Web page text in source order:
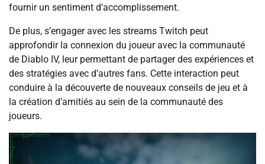
fournir un sentiment d’accomplissement.
De plus, s’engager avec les streams Twitch peut
approfondir la connexion du joueur avec la communauté
de Diablo IV, leur permettant de partager des expériences et
des stratégies avec d’autres fans. Cette interaction peut
conduire à la découverte de nouveaux conseils de jeu et à
la création d’amitiés au sein de la communauté des
joueurs.